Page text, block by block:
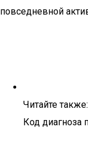
повседневной
Читайте также:
Код диагноза